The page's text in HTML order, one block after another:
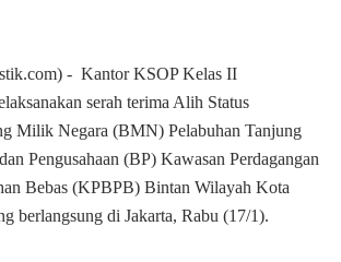
- Kantor KSOP Kelas II
serah terima Alih Status
Milik Negara (BMN) Pelabuhan Tanjung
Pengusahaan (BP) Kawasan Perdagangan
Bebas (KPBPB) Bintan Wilayah Kota
berlangsung di Jakarta, Rabu (17/1).